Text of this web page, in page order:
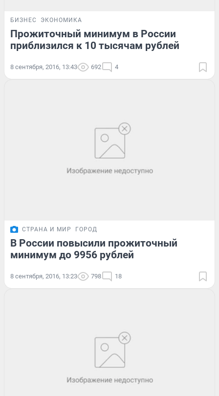
БИЗНЕС ЭКОНОМИКА
Прожиточный минимум в России
приблизился к 10 тысячам рублей
8 сентября, 2016, 13:43 692 4
СТРАНА И МИР ГОРОД
В России повысили прожиточный
минимум до 9956 рублей
8 сентября, 2016, 13:23 798 18